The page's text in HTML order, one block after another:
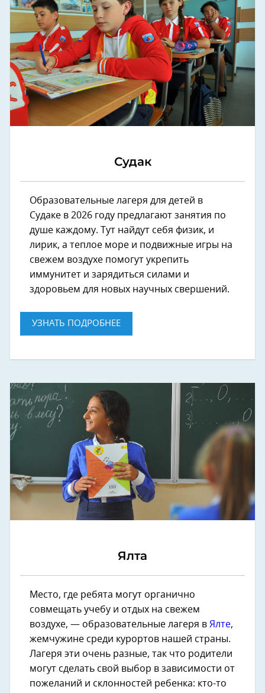
Судак
Образовательные лагеря для детей в
Судаке в 2026 году предлагают занятия по
душе каждому. Тут найдут себя физик, и
лирик, а теплое море и подвижные игры на
свежем воздухе помогут укрепить
иммунитет и зарядиться силами и
здоровьем для новых научных свершений.
УЗНАТЬ ПОДРОБНЕЕ
Ялта
Место, где ребята могут органично
совмещать учебу и отдых на свежем
воздухе, — образовательные лагеря в Ялте,
жемчужине среди курортов нашей страны.
Лагеря эти очень разные, так что родители
могут сделать свой выбор в зависимости от
пожеланий и склонностей ребенка: кто-то